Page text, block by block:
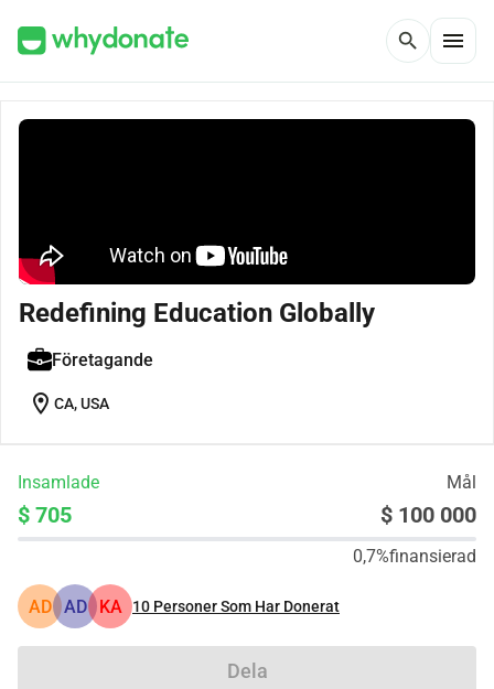
search menu
Redefining Education Globally
Företagande
location_on CA, USA
Insamlade Mål
$ 705 $ 100 000
0,7%finansierad
AD AD KA 10 Personer Som Har Donerat
Dela